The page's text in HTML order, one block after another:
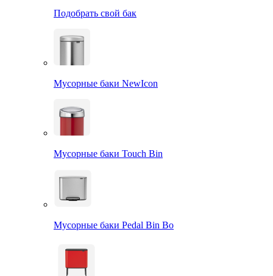
Подобрать свой бак
Мусорные баки NewIcon
Мусорные баки Touch Bin
Мусорные баки Pedal Bin Bo